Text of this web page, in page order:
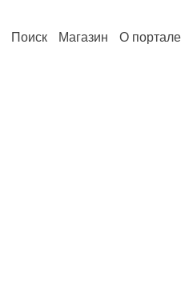
Поиск Магазин О портале